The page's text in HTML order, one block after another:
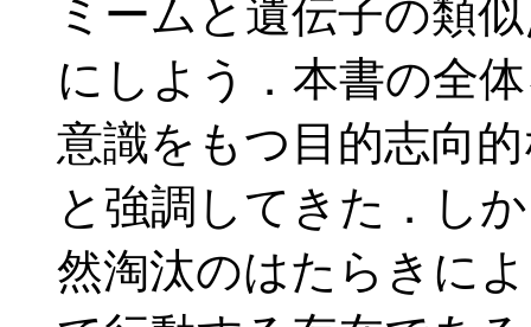
ミームと遺伝子の類
にしよう．本書の全
意識をもつ目的志向
と強調してきた．し
然淘汰のはたらきに